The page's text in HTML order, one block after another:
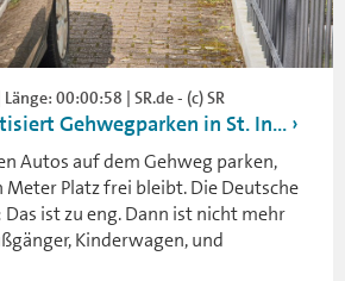
00:00:58 | SR.de - (c) SR
Gehwegparken in St. In...
Autos auf dem Gehweg parken,
Meter Platz frei bleibt. Die Deutsche
ist zu eng. Dann ist nicht mehr
Kinderwagen, und